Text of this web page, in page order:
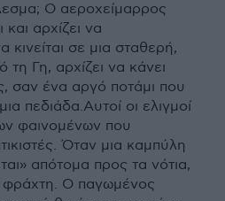
Ο αεροχείμαρρος
αρχίζει να
κινείται σε μια σταθερή,
Γη, αρχίζει να κάνει
σαν ένα αργό ποτάμι που
πεδιάδα.Αυτοί οι ελιγμοί
φαινομένων που
Όταν μια καμπύλη
απότομα προς τα νότια,
φράχτη. Ο παγωμένος